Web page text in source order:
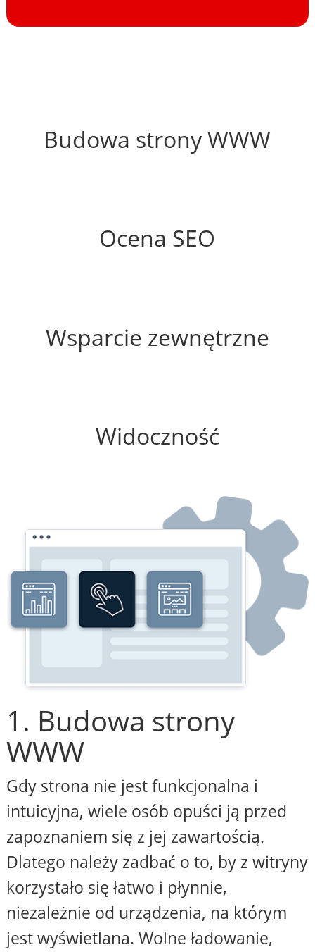
Budowa strony WWW
Ocena SEO
Wsparcie zewnętrzne
Widoczność
1. Budowa strony
WWW
Gdy strona nie jest funkcjonalna i
intuicyjna, wiele osób opuści ją przed
zapoznaniem się z jej zawartością.
Dlatego należy zadbać o to, by z witryny
korzystało się łatwo i płynnie,
niezależnie od urządzenia, na którym
jest wyświetlana. Wolne ładowanie,